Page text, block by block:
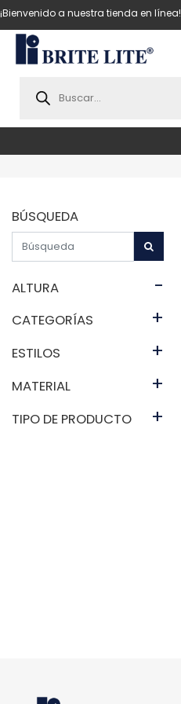
¡Bienvenido a nuestra tienda en línea!
search
BÚSQUEDA
ALTURA -
CATEGORÍAS +
ESTILOS +
MATERIAL +
TIPO DE PRODUCTO +